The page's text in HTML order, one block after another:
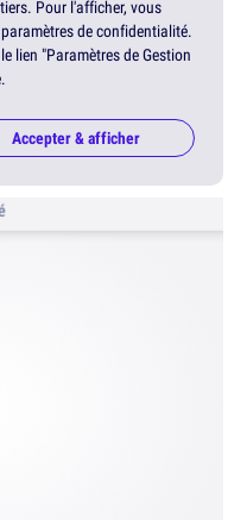
Pour l'afficher, vous
de confidentialité.
lien "Paramètres de Gestion
Accepter & afficher